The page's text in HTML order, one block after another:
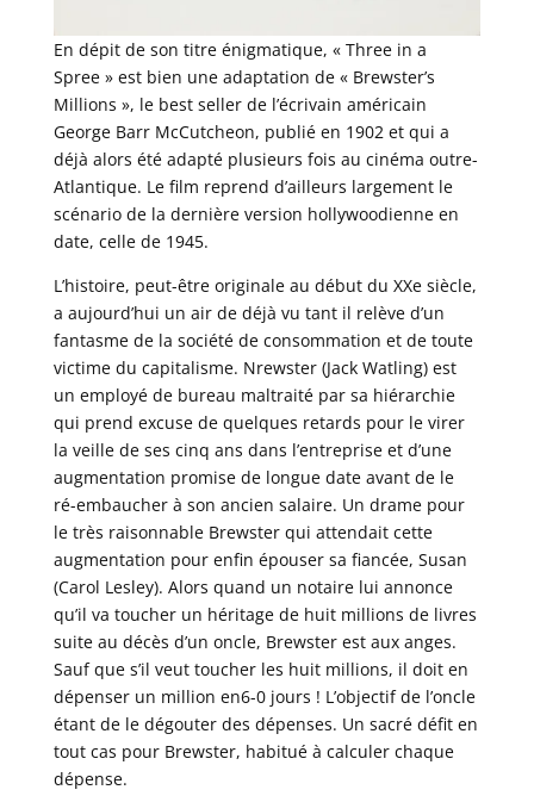
En dépit de son titre énigmatique, « Three in a
Spree » est bien une adaptation de « Brewster’s
Millions », le best seller de l’écrivain américain
George Barr McCutcheon, publié en 1902 et qui a
déjà alors été adapté plusieurs fois au cinéma outre-
Atlantique. Le film reprend d’ailleurs largement le
scénario de la dernière version hollywoodienne en
date, celle de 1945.
L’histoire, peut-être originale au début du XXe siècle,
a aujourd’hui un air de déjà vu tant il relève d’un
fantasme de la société de consommation et de toute
victime du capitalisme. Nrewster (Jack Watling) est
un employé de bureau maltraité par sa hiérarchie
qui prend excuse de quelques retards pour le virer
la veille de ses cinq ans dans l’entreprise et d’une
augmentation promise de longue date avant de le
ré-embaucher à son ancien salaire. Un drame pour
le très raisonnable Brewster qui attendait cette
augmentation pour enfin épouser sa fiancée, Susan
(Carol Lesley). Alors quand un notaire lui annonce
qu’il va toucher un héritage de huit millions de livres
suite au décès d’un oncle, Brewster est aux anges.
Sauf que s’il veut toucher les huit millions, il doit en
dépenser un million en6-0 jours ! L’objectif de l’oncle
étant de le dégouter des dépenses. Un sacré défit en
tout cas pour Brewster, habitué à calculer chaque
dépense.